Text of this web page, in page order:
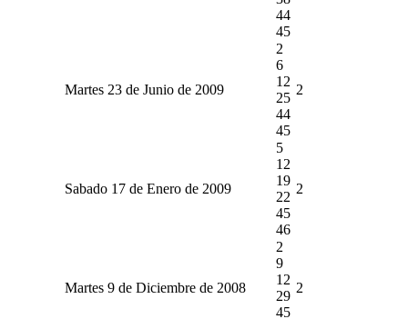
44
45
Martes 23 de Junio de 2009
2
6
12
25
44
45
2
Sabado 17 de Enero de 2009
5
12
19
22
45
46
2
Martes 9 de Diciembre de 2008
2
9
12
29
45
2